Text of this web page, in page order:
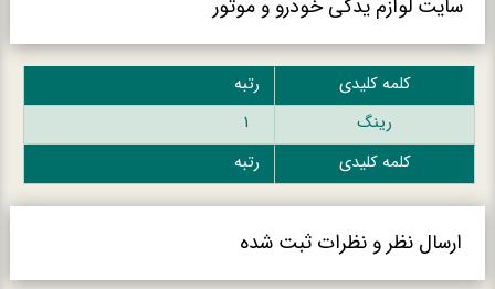
سایت لوازم یدکی خودرو و موتور
کلمه کلیدی
رتبه
رینگ
1
کلمه کلیدی
رتبه
ارسال نظر و نظرات ثبت شده